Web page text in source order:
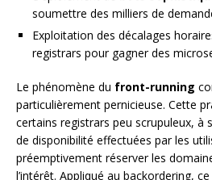
soumettre des milliers de
Exploitation des décalages
registrars pour gagner des
Le phénomène du front-running
particulièrement pernicieuse. Cette
certains registrars peu scrupuleux, à
de disponibilité effectuées par les
préemptivement réserver les
l’intérêt. Appliqué au backordering,